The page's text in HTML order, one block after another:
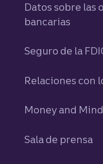
Datos sobre las
bancarias
Seguro de la
Relaciones con
Money and
Sala de prensa